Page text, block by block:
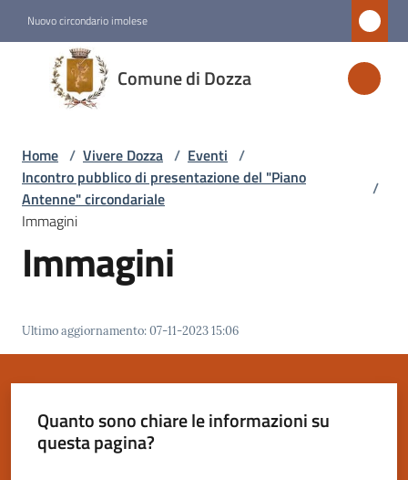
Nuovo circondario imolese
Comune di Dozza
Comune
di
Dozza
Amministrazione
Novità
Menu selezionato
Home / Vivere Dozza / Eventi /
Incontro pubblico di presentazione del "Piano
Antenne" circondariale
/
Immagini
Immagini
Ultimo aggiornamento:07-11-2023 15:06
Quanto sono chiare le informazioni su
questa pagina?